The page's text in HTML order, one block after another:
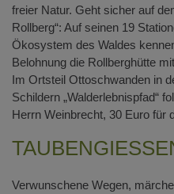
freier Natur. Geht sicher auf
Rollberg“: Auf seinen 19
Ökosystem des Waldes
Belohnung die Rollberghütte
Im Ortsteil Ottoschwanden in
Schildern „Walderlebnispfad“
Herrn Weinbrecht, 30 Euro für
Verwunschene Wegen,